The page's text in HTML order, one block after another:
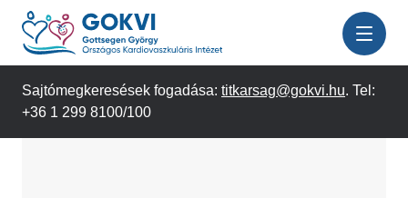
Ugrás
tartalomra
Sajtómegkeresések fogadása: titkarsag@gokvi.hu. Tel:
+36 1 299 8100/100